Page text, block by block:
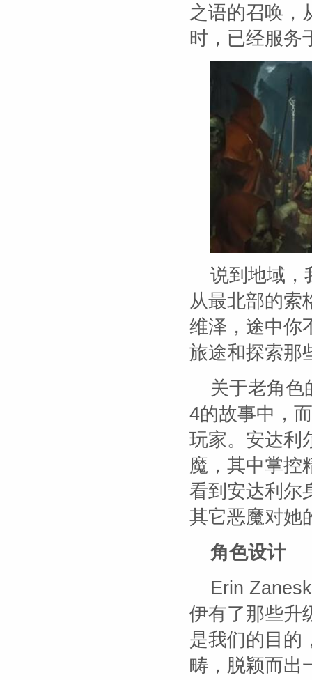
之语的召唤，
时，已经服务
说到地域，
从最北部的索
维泽，途中你
旅途和探索那
关于老角色
4的故事中，
玩家。安达利
魔，其中掌控
看到安达利尔
其它恶魔对她
角色设计
Erin
伊有了那些升
是我们的目的
畴，脱颖而出